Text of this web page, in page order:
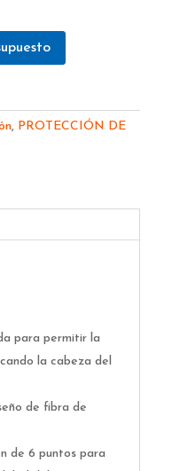
, PROTECCIÓN DE
para permitir la
la cabeza del
de fibra de
de 6 puntos para